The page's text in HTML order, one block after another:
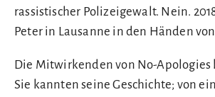
rassistischer Polizeigewalt. Nein.
Peter in Lausanne in den Händen
Die Mitwirkenden von No-Apologies
Sie kannten seine Geschichte; von